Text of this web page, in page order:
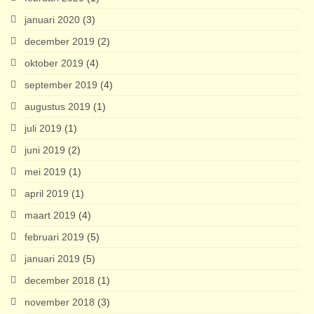
januari 2020 (3)
december 2019 (2)
oktober 2019 (4)
september 2019 (4)
augustus 2019 (1)
juli 2019 (1)
juni 2019 (2)
mei 2019 (1)
april 2019 (1)
maart 2019 (4)
februari 2019 (5)
januari 2019 (5)
december 2018 (1)
november 2018 (3)